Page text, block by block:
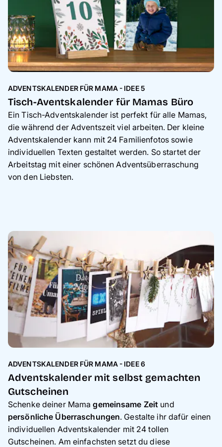
ADVENTSKALENDER FÜR MAMA - IDEE 5
Tisch-Aventskalender für Mamas Büro
Ein Tisch-Adventskalender ist perfekt für alle Mamas,
die während der Adventszeit viel arbeiten. Der kleine
Adventskalender kann mit 24 Familienfotos sowie
individuellen Texten gestaltet werden. So startet der
Arbeitstag mit einer schönen Adventsüberraschung
von den Liebsten.
ADVENTSKALENDER FÜR MAMA - IDEE 6
Adventskalender mit selbst gemachten
Gutscheinen
Schenke deiner Mamagemeinsame Zeit und
persönliche Überraschungen. Gestalte ihr dafür einen
individuellen Adventskalender mit 24 tollen
Gutscheinen. Am einfachsten setzt du diese